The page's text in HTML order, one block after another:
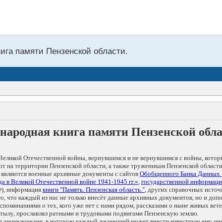
памяти Пензенской области.
книга памяти Пензенской
Отечественной войны, вернувшимся и не вернувшимся с войны,
на территории Пензенской области, а также труженикам Пензенской
военные архивные документы с сайтов Обобщенного Банка
в Великой Отечественной войне 1941-1945 гг.», государственной
информация книги "Память. Пензенская область.", других справочных
что каждый из нас не только внесёт данные архивных документов, но и
о тех, кого уже нет с нами рядом, рассказами о ныне живых
прославлял ратными и трудовыми подвигами Пензенскую землю.